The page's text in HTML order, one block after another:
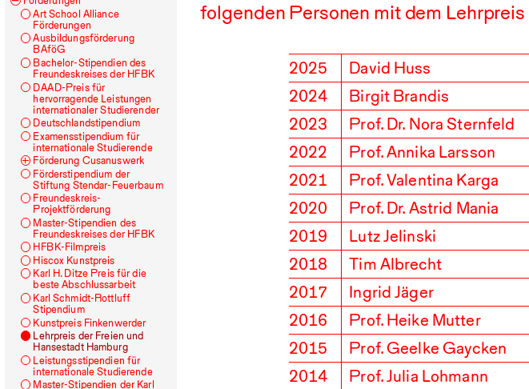
Art School Alliance
Förderungen
Ausbildungsförderung
BAföG
Bachelor-Stipendien des
Freundeskreises der HFBK
DAAD-Preis für
hervorragende Leistungen
internationaler Studierender
Deutschlandstipendium
Examensstipendium für
internationale Studierende
Förderung Cusanuswerk
Förderstipendium der
Stiftung Stendar-Feuerbaum
Freundeskreis-
Projektförderung
Master-Stipendien des
Freundeskreises der HFBK
HFBK-Filmpreis
Hiscox Kunstpreis
Karl H. Ditze Preis für die
beste Abschlussarbeit
Karl Schmidt-Rottluff
Stipendium
Kunstpreis Finkenwerder
Lehrpreis der Freien und
Hansestadt Hamburg
Leistungsstipendien für
internationale Studierende
Master-Stipendien der Karl
folgenden Personen mit dem
2025
David Huss
2024
Birgit Brandis
2023
Prof. Dr. Nora Sternfeld
2022
Prof. Annika Larsson
2021
Prof. Valentina Karga
2020
Prof. Dr. Astrid Mania
2019
Lutz Jelinski
2018
Tim Albrecht
2017
Ingrid Jäger
2016
Prof. Heike Mutter
2015
Prof. Geelke Gaycken
2014
Prof. Julia Lohmann